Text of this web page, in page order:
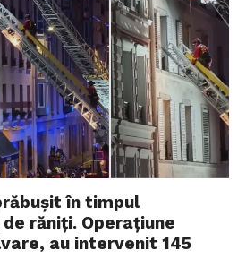
în timpul
răniți. Operațiune
au intervenit 145